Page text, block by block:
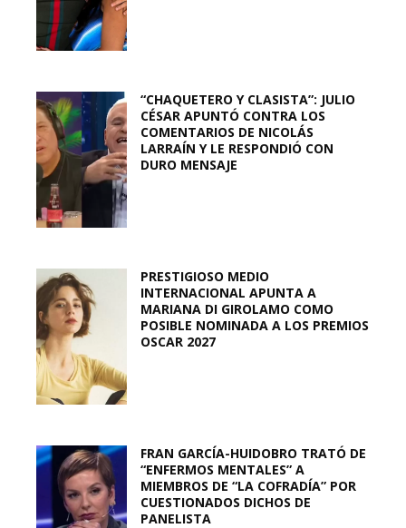
“CHAQUETERO Y CLASISTA”: JULIO
CÉSAR APUNTÓ CONTRA LOS
COMENTARIOS DE NICOLÁS
LARRAÍN Y LE RESPONDIÓ CON
DURO MENSAJE
PRESTIGIOSO MEDIO
INTERNACIONAL APUNTA A
MARIANA DI GIROLAMO COMO
POSIBLE NOMINADA A LOS PREMIOS
OSCAR 2027
FRAN GARCÍA-HUIDOBRO TRATÓ DE
“ENFERMOS MENTALES” A
MIEMBROS DE “LA COFRADÍA” POR
CUESTIONADOS DICHOS DE
PANELISTA